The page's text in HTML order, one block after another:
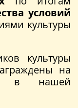
условий
культуры
культуры
на
в нашей